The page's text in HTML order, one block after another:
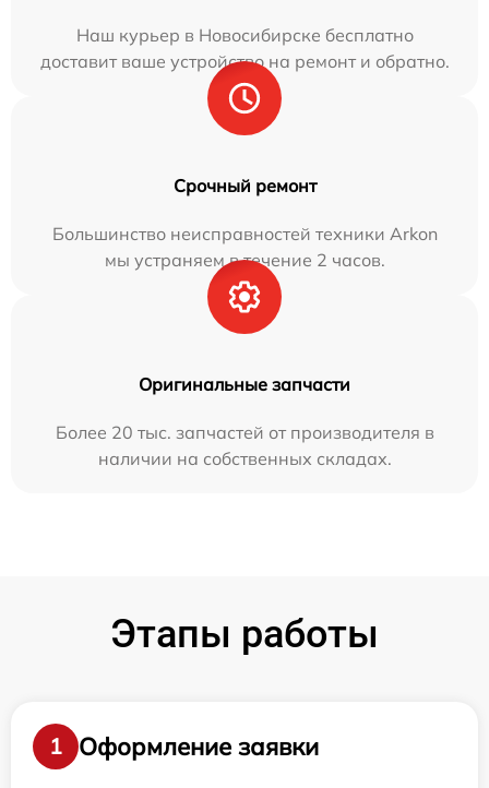
Наш курьер в Новосибирске бесплатно
доставит ваше устройство на ремонт и обратно.
Срочный ремонт
Большинство неисправностей техники Arkon
мы устраняем в течение 2 часов.
Оригинальные запчасти
Более 20 тыс. запчастей от производителя в
наличии на собственных складах.
Этапы работы
1
Оформление заявки